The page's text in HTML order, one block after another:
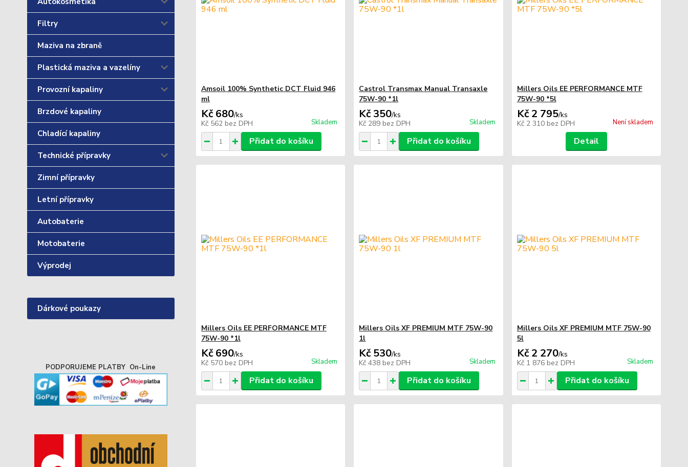
Filtry
Maziva na zbraně
Plastická maziva a vazelíny
Provozní kapaliny
Brzdové kapaliny
Chladící kapaliny
Technické přípravky
Zimní přípravky
Letní přípravky
Autobaterie
Motobaterie
Výprodej
Dárkové poukazy
PODPORUJEME PLATBY On-Line
Amsoil 100% Synthetic DCT Fluid 946
ml
Kč 680/ks
Kč 562 bez DPH Skladem
Přidat do košíku
Castrol Transmax Manual Transaxle
75W-90 *1l
Kč 350/ks
Kč 289 bez DPH Skladem
Přidat do košíku
Millers Oils EE PERFORMANCE MTF
75W-90 *5l
Kč 2 795/ks
Kč 2 310 bez DPH Není skladem
Detail
Millers Oils EE PERFORMANCE MTF
75W-90 *1l
Kč 690/ks
Kč 570 bez DPH Skladem
Přidat do košíku
Millers Oils XF PREMIUM MTF 75W-90
1l
Kč 530/ks
Kč 438 bez DPH Skladem
Přidat do košíku
Millers Oils XF PREMIUM MTF 75W-90
5l
Kč 2 270/ks
Kč 1 876 bez DPH Skladem
Přidat do košíku